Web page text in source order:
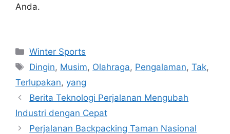
Anda.
pos
Categories
Winter Sports
Tags
Dingin, Musim, Olahraga, Pengalaman,Tak,
Terlupakan, yang
Berita Teknologi Perjalanan Mengubah
Industri dengan Cepat
Perjalanan Backpacking Taman Nasional